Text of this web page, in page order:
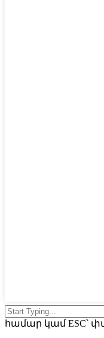
համար կամ ESC՝